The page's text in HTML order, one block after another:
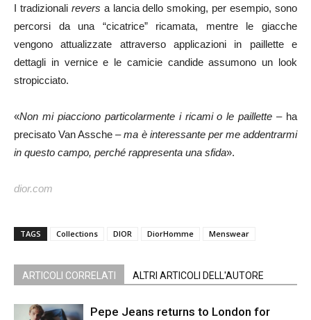
I tradizionali revers a lancia dello smoking, per esempio, sono
percorsi da una “cicatrice” ricamata, mentre le giacche
vengono attualizzate attraverso applicazioni in paillette e
dettagli in vernice e le camicie candide assumono un look
stropicciato.
«Non mi piacciono particolarmente i ricami o le paillette – ha
precisato Van Assche –ma è interessante per me addentrarmi
in questo campo, perché rappresenta una sfida».
dior.com
TAGS Collections DIOR DiorHomme Menswear
ARTICOLI CORRELATI ALTRI ARTICOLI DELL'AUTORE
Pepe Jeans returns to London for